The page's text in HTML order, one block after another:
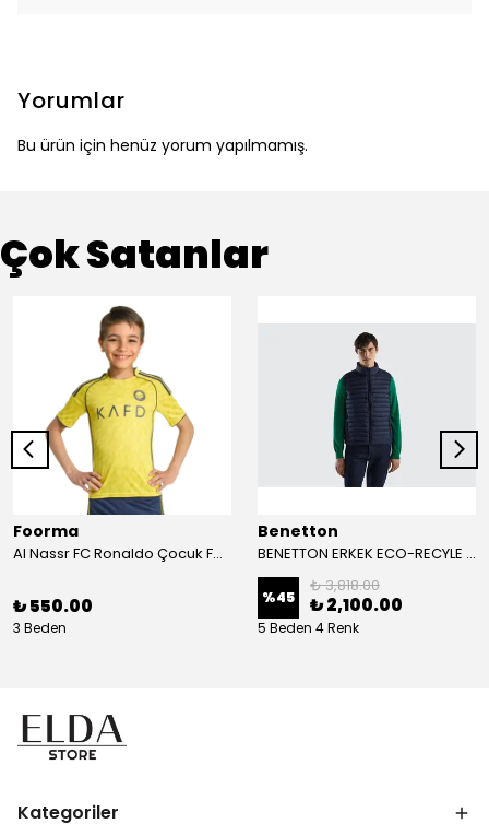
Yorumlar
Bu ürün için henüz yorum yapılmamış.
Çok Satanlar
Foorma
Al Nassr FC Ronaldo Çocuk Forma 2'li Takım(Şort/T-Shirt)
₺ 550.00
3 Beden
Benetton
BENETTON ERKEK ECO-RECYLE DOLGULU PUFA YELEK
%45
₺ 3,818.00
₺ 2,100.00
5 Beden 4 Renk
Kategoriler